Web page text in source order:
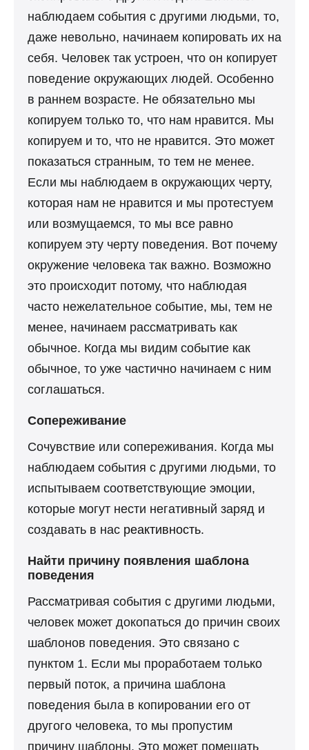
наблюдаем события с другими людьми, то,
даже невольно, начинаем копировать их на
себя. Человек так устроен, что он копирует
поведение окружающих людей. Особенно
в раннем возрасте. Не обязательно мы
копируем только то, что нам нравится. Мы
копируем и то, что не нравится. Это может
показаться странным, то тем не менее.
Если мы наблюдаем в окружающих черту,
которая нам не нравится и мы протестуем
или возмущаемся, то мы все равно
копируем эту черту поведения. Вот почему
окружение человека так важно. Возможно
это происходит потому, что наблюдая
часто нежелательное событие, мы, тем не
менее, начинаем рассматривать как
обычное. Когда мы видим событие как
обычное, то уже частично начинаем с ним
соглашаться.
Сопереживание
Сочувствие или сопереживания. Когда мы
наблюдаем события с другими людьми, то
испытываем соответствующие эмоции,
которые могут нести негативный заряд и
создавать в нас реактивность.
Найти причину появления шаблона
поведения
Рассматривая события с другими людьми,
человек может докопаться до причин своих
шаблонов поведения. Это связано с
пунктом 1. Если мы проработаем только
первый поток, а причина шаблона
поведения была в копировании его от
другого человека, то мы пропустим
причину шаблоны. Это может помешать